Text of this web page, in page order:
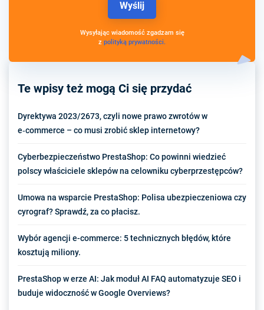
Te wpisy też mogą Ci się przydać
Dyrektywa 2023/2673, czyli nowe prawo zwrotów w
e‑commerce – co musi zrobić sklep internetowy?
Cyberbezpieczeństwo PrestaShop: Co powinni wiedzieć
polscy właściciele sklepów na celowniku cyberprzestępców?
Umowa na wsparcie PrestaShop: Polisa ubezpieczeniowa czy
cyrograf? Sprawdź, za co płacisz.
Wybór agencji e-commerce: 5 technicznych błędów, które
kosztują miliony.
PrestaShop w erze AI: Jak moduł AI FAQ automatyzuje SEO i
buduje widoczność w Google Overviews?
Wysyłając wiadomość zgadzam się
z polityką prywatności.